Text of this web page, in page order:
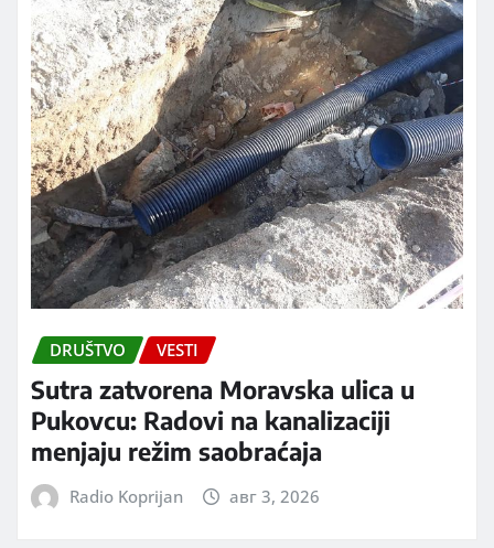
DRUŠTVO VESTI
Sutra zatvorena Moravska ulica u
Pukovcu: Radovi na kanalizaciji
menjaju režim saobraćaja
Radio Koprijan авг 3, 2026